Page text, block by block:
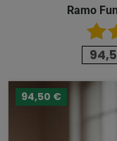
Ramo
94,50 €